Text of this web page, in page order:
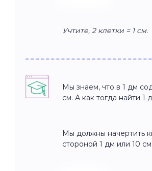
Учтите, 2 клетки = 1 см.
Мы знаем, что в 1 дм
см. А как тогда найти 1
Мы должны начертить
стороной 1 дм или 10 см.